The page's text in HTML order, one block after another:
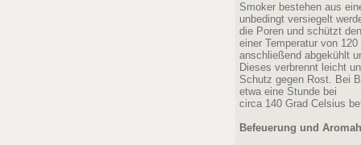
Smoker bestehen aus
unbedingt versiegelt
die Poren und schützt
einer Temperatur von
anschließend abgekühlt
Dieses verbrennt leicht
Schutz gegen Rost. Bei
etwa eine Stunde bei
circa 140 Grad Celsius
Befeuerung und